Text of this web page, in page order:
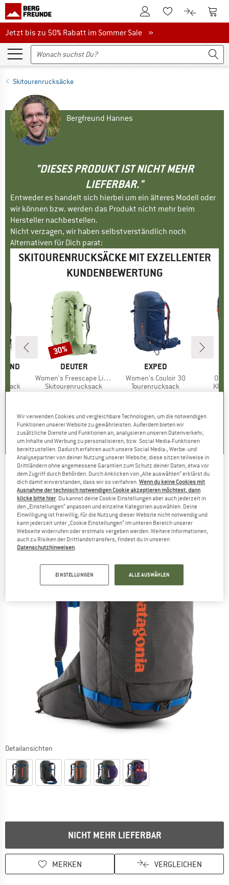
Zum KundenkontoZum Merkzettel.
Zum Zum
Jetzt bis zu 50% Rabatt im Sommer Sale
Jetzt bis zu 50% Rabatt im Sommer Sale »
Skitourenrucksäcke
Bergfreund Hannes
"DIESES PRODUKT IST NICHT MEHR
LIEFERBAR."
Entweder es handelt sich hierbei um ein älteres Modell oder
wir können bzw. werden das Produkt nicht mehr beim
Hersteller nachbestellen.
Nicht verzagen, wir haben selbstverständlich noch
Alternativen für Dich parat:
SKITOURENRUCKSÄCKE MIT EXZELLENTER
KUNDENBEWERTUNG
Preis
€
MARKE
DEUTER
Artikel
Women's Freescape Lite 24 SL
Produktgruppe
Skitourenrucksack
5,0(1)
Rabatt
30%
MARKE
EXPED
Artikel
Women's Couloir 30
Produktgruppe
Tourenrucksack
5,0(1)
PATAGONIA -Snowdrifter 30L -
Skitourenrucksack
(0)
Detailansichten
NICHT MEHR LIEFERBAR
MERKEN VERGLEICHEN
Wir verwenden Cookies und vergleichbare Technologien, um die notwendigen
Funktionen unserer Website zu gewährleisten. Außerdem bieten wir
zusätzliche Dienste und Funktionen an, analysieren unseren Datenverkehr,
um Inhalte und Werbung zu personalisieren, bzw. Social Media-Funktionen
bereitzustellen. Dadurch erfahren auch unsere Social Media-, Werbe- und
Analysepartner von deiner Nutzung unserer Website; diese sitzen teilweise in
Drittländern ohne angemessene Garantien zum Schutz deiner Daten, etwa vor
dem Zugriff durch Behörden. Durch Anklicken von „Alle auswählen“ erklärst du
dich damit einverstanden, dass wir so verfahren.Wenn du keine Cookies mit
Ausnahme der technisch notwendigen Cookie akzeptieren möchtest, dann
klicke bitte hier . Du kannst deine Cookie Einstellungen aber auch jederzeit in
den „Einstellungen“ anpassen und einzelne Kategorien auswählen. Deine
Einwilligung ist freiwillig, für die Nutzung dieser Website nicht notwendig und
kann jederzeit unter „Cookie Einstellungen“ im unteren Bereich unserer
Webseite widerrufen oder erstmals vergeben werden. Weitere Informationen,
auch zu Risiken der Drittlandstransfers, findest du in unseren
Datenschutzhinweisen
EINSTELLUNGEN ALLE AUSWÄHLEN